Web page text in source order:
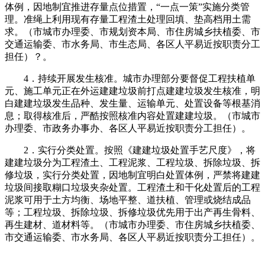
体例，因地制宜推进存量点位措置，“一点一策”实施分类管
理。准绳上利用现有存量工程渣土处理回填、垫高档用土需
求。（市城市办理委、市规划资本局、市住房城乡扶植委、市
交通运输委、市水务局、市生态局、各区人平易近按职责分工
担任）？。
4．持续开展发生核准。城市办理部分要督促工程扶植单
元、施工单元正在外运建建垃圾前打点建建垃圾发生核准，明
白建建垃圾发生品种、发生量、运输单元、处置设备等根基消
息；取得核准后，严酷按照核准内容处置建建垃圾。（市城市
办理委、市政务办事办、各区人平易近按职责分工担任）。
2．实行分类处置。按照《建建垃圾处置手艺尺度》，将
建建垃圾分为工程渣土、工程泥浆、工程垃圾、拆除垃圾、拆
修垃圾，实行分类处置，因地制宜明白处置体例，严禁将建建
垃圾间接取糊口垃圾夹杂处置。工程渣土和干化处置后的工程
泥浆可用于土方均衡、场地平整、道扶植、管理或烧结成品
等；工程垃圾、拆除垃圾、拆修垃圾优先用于出产再生骨料、
再生建材、道材料等。（市城市办理委、市住房城乡扶植委、
市交通运输委、市水务局、各区人平易近按职责分工担任）。